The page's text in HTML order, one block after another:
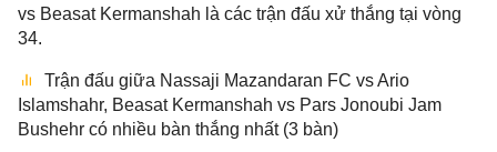
vs Beasat Kermanshah là các trận đấu xử thắng tại vòng
34.
Trận đấu giữa Nassaji Mazandaran FC vs Ario
Islamshahr, Beasat Kermanshah vs Pars Jonoubi Jam
Bushehr có nhiều bàn thắng nhất (3 bàn)